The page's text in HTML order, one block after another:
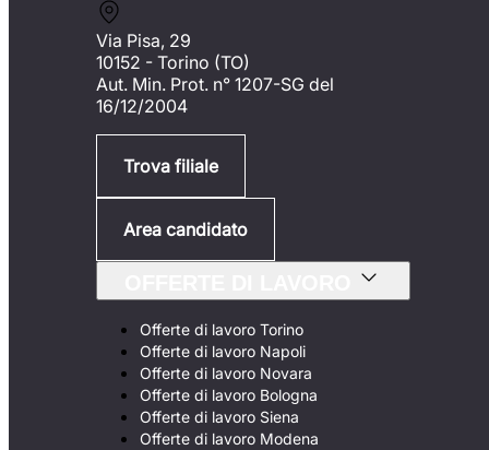
Via Pisa, 29
10152 - Torino (TO)
Aut. Min. Prot. n° 1207-SG del
16/12/2004
Trova filiale
Area candidato
Offerte di lavoro Torino
Offerte di lavoro Napoli
Offerte di lavoro Novara
Offerte di lavoro Bologna
Offerte di lavoro Siena
Offerte di lavoro Modena